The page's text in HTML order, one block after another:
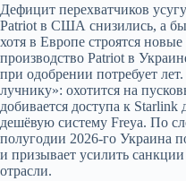
Дефицит перехватчиков
Patriot в США снизились, а
хотя в Европе строятся
производство Patriot в
при одобрении потребует
лучнику»: охотится на
добивается доступа к Starlink
дешёвую систему Freya. По
полугодии 2026‑го Украина
и призывает усилить
отрасли.